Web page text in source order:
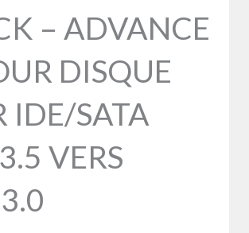
– ADVANCE
DISQUE
IDE/SATA
VERS